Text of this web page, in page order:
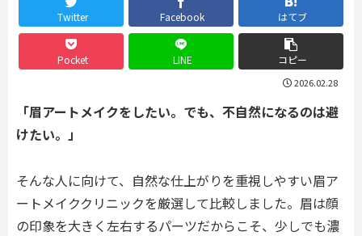
Twitter Facebook はてブ
Pocket LINE コピー
2026.02.28
「眉アートメイクをしたい。でも、不自然になるのは避
けたい。」
そんな人に向けて、自然な仕上がりを重視しやすい眉ア
ートメイククリニックを厳選して比較しました。眉は顔
の印象を大きく左右するパーツだからこそ、少しでも濃